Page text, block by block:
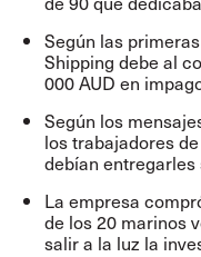
Según las
Shipping debe al
000 AUD en
Según los
los trabajadores
debían entregarles
La empresa
de los 20 marinos
salir a la luz la